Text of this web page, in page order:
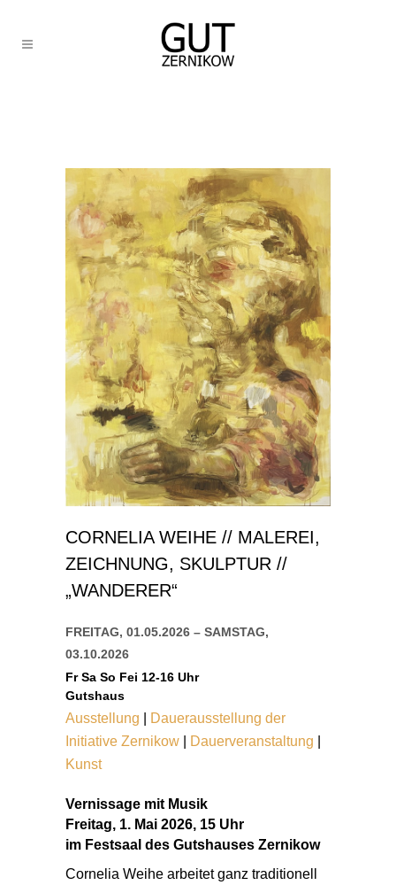
CORNELIA WEIHE // MALEREI,
ZEICHNUNG, SKULPTUR //
„WANDERER“
FREITAG, 01.05.2026 – SAMSTAG,
03.10.2026
Fr Sa So Fei 12-16 Uhr
Gutshaus
Ausstellung
Dauerausstellung der
Initiative Zernikow
Dauerveranstaltung
Kunst
Vernissage mit Musik
Freitag, 1. Mai 2026, 15 Uhr
im Festsaal des Gutshauses Zernikow
Cornelia Weihe arbeitet ganz traditionell